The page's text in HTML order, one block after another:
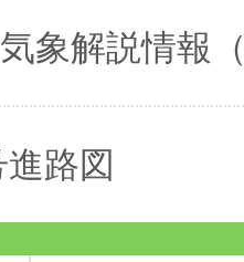
象解説情報
路図